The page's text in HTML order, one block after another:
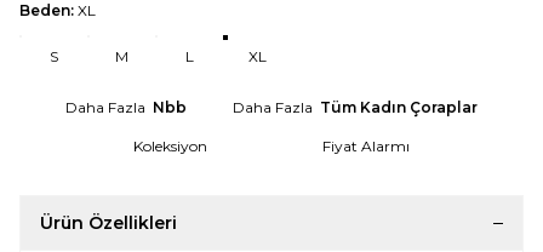
Beden: XL
S M L XL
Daha Fazla Nbb Daha Fazla Tüm Kadın Çoraplar
Koleksiyon Fiyat Alarmı
Ürün Özellikleri